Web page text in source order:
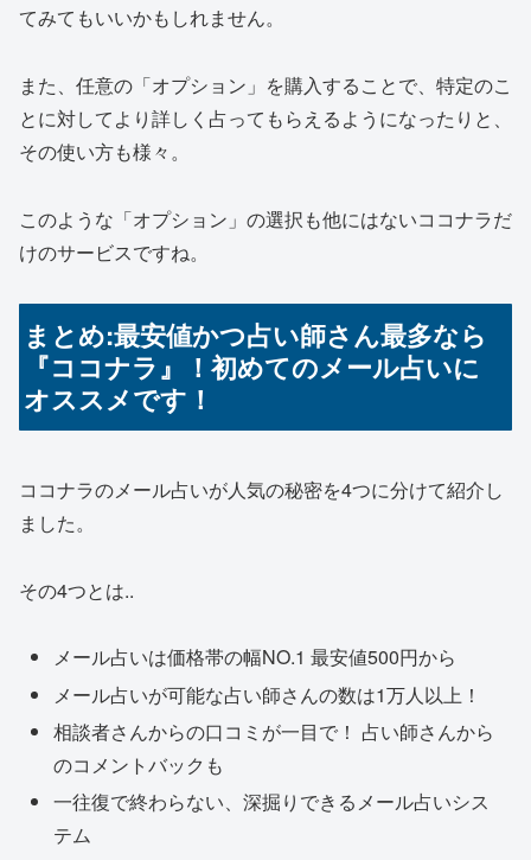
てみてもいいかもしれません。
また、任意の 「オプション」を購入することで、特定のこ
とに対してより詳しく占ってもらえるようになったりと、
その使い方も様々。
このような「オプション」の選択も他にはないココナラだ
けのサービスですね。
まとめ:最安値かつ占い師さん最多なら
『ココナラ』！初めてのメール占いに
オススメです！
ココナラのメール占いが人気の秘密を4つに分けて紹介し
ました。
その4つとは..
メール占いは価格帯の幅NO.1 最安値500円から
メール占いが可能な占い師さんの数は1万人以上！
相談者さんからの口コミが一目で！ 占い師さんから
のコメントバックも
一往復で終わらない、深掘りできるメール占いシス
テム